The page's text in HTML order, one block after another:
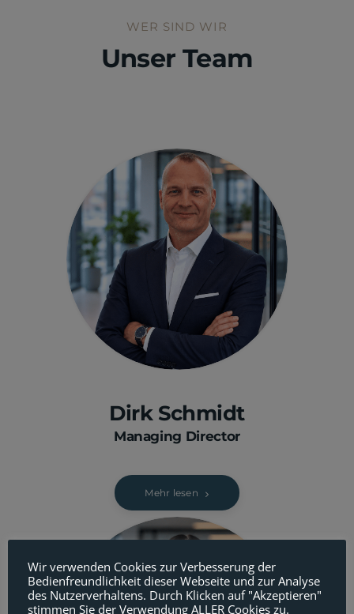
WER SIND WIR
Unser Team
Dirk Schmidt
Managing Director
Mehr lesen
Wir verwenden Cookies zur Verbesserung der
Bedienfreundlichkeit dieser Webseite und zur Analyse
des Nutzerverhaltens. Durch Klicken auf "Akzeptieren"
stimmen Sie der Verwendung ALLER Cookies zu.